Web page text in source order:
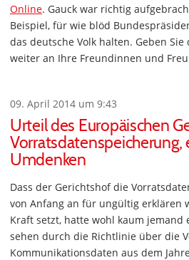
Online. Gauck war richtig
Beispiel, für wie blöd
das deutsche Volk halten. Geben
weiter an Ihre Freundinnen und
09. April 2014 um 9:43
Urteil des Europäischen
Vorratsdatenspeicherung,
Umdenken
Dass der Gerichtshof die
von Anfang an für ungültig erklären
Kraft setzt, hatte wohl kaum jemand
sehen durch die Richtlinie über die
Kommunikationsdaten aus dem